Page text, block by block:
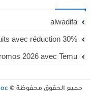
alwadifa
avec réduction 30%
2026 avec Temu
جميع الحقوق محفوظة ©